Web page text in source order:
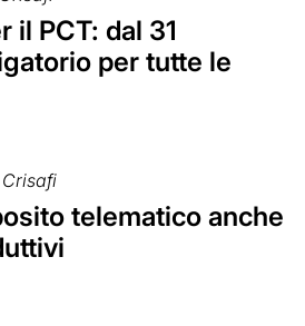
il PCT: dal 31
per tutte le
telematico anche